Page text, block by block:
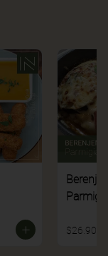
$26.900